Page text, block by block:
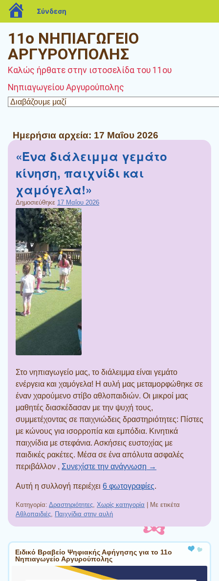
11ο ΝΗΠΙΑΓΩΓΕΙΟ
ΑΡΓΥΡΟΥΠΟΛΗΣ
Καλώς ήρθατε στην ιστοσελίδα του 11ου
Νηπιαγωγείου Αργυρούπολης
Ημερήσια αρχεία: 17 Μαΐου 2026
«Ένα διάλειμμα γεμάτο
κίνηση, παιχνίδι και
χαμόγελα!»
Δημοσιεύθηκε 17 Μαΐου 2026
Στο νηπιαγωγείο μας, το διάλειμμα είναι γεμάτο
ενέργεια και χαμόγελα! Η αυλή μας μεταμορφώθηκε σε
έναν χαρούμενο στίβο αθλοπαιδιών. Οι μικροί μας
μαθητές διασκέδασαν με την ψυχή τους,
συμμετέχοντας σε παιχνιώδεις δραστηριότητες: Πίστες
με κώνους για ισορροπία και εμπόδια. Κινητικά
παιχνίδια με στεφάνια. Ασκήσεις ευστοχίας με
παιδικές ρακέτες. Μέσα σε ένα απόλυτα ασφαλές
περιβάλλον , Συνεχίστε την ανάγνωση →
Αυτή η συλλογή περιέχει 6 φωτογραφίες.
Κατηγορία: Δραστηριότητες Χωρίς κατηγορία
Με ετικέτα
Αθλοπαιδιές
Παιχνίδια στην αυλή
Πλοήγηση άρθρων
Ειδικό Βραβείο Ψηφιακής Αφήγησης για το 11ο
Νηπιαγωγείο Αργυρούπολης
blogs.sch.gr
Σύνδεση